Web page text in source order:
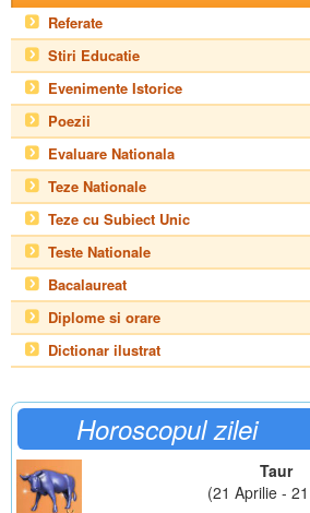
Referate
Stiri Educatie
Evenimente Istorice
Poezii
Evaluare Nationala
Teze Nationale
Teze cu Subiect Unic
Teste Nationale
Bacalaureat
Diplome si orare
Dictionar ilustrat
Horoscopul zilei
Taur
(21 Aprilie -